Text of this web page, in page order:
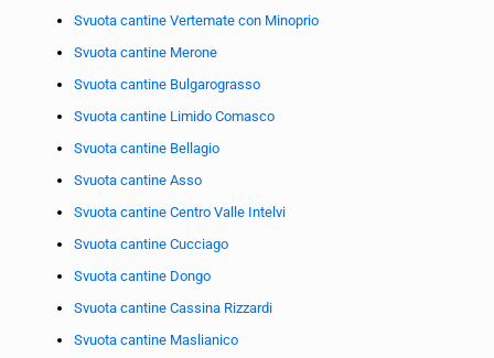
Svuota cantine Vertemate con Minoprio
Svuota cantine Merone
Svuota cantine Bulgarograsso
Svuota cantine Limido Comasco
Svuota cantine Bellagio
Svuota cantine Asso
Svuota cantine Centro Valle Intelvi
Svuota cantine Cucciago
Svuota cantine Dongo
Svuota cantine Cassina Rizzardi
Svuota cantine Maslianico